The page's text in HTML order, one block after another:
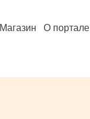
Магазин О портале